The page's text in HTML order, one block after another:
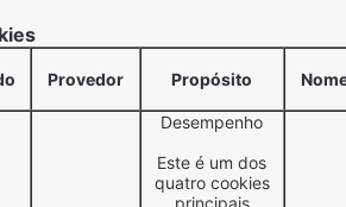
Provedor Propósito
Desempenho
Este é um dos
quatro cookies
principais